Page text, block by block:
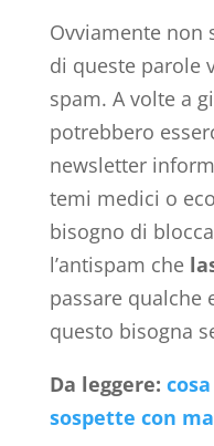
Ovviamente non
di queste parole
spam. A volte a
potrebbero
newsletter
temi medici o
bisogno di
l’antispam che
passare qualche
questo bisogna
Da leggere:
sospette con